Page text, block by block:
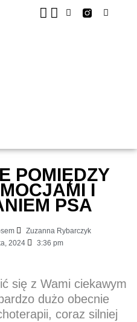
POMIĘDZY
I
PSA
Zuzanna Rybarczyk
2024
3:36 pm
się z Wami ciekawym
dużo obecnie
coraz silniej